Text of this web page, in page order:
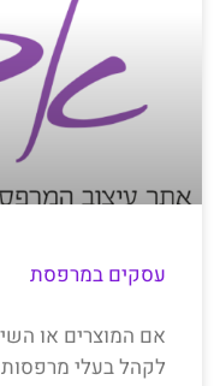
עסקים במרפסת
אם המוצרים או
לקהל בעלי מרפסות